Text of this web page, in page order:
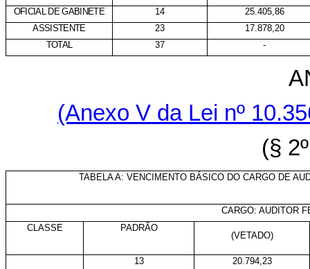
OFICIAL DE GABINETE 14
25.405,86
ASSISTENTE
23
17.878,20
TOTAL
37 -
(Anexo V da Lei nº
(§
TABELA A: VENCIMENTO BÁSICO DO CARGO DE
CARGO: AUDITOR
CLASSE
PADRÃO
(VETADO)
13
20.794,23